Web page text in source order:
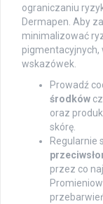
ograniczaniu
Dermapen. Aby
minimalizować
pigmentacyjnych,
wskazówek.
Prowadź
środków
oraz
skórę.
Regularnie
przez co